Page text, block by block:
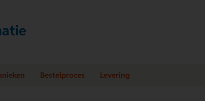
Bestelproces Levering